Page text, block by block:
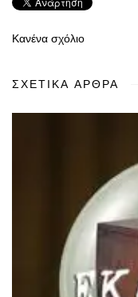
Κανένα σχόλιο
ΣΧΕΤΙΚΆ ΆΡΘΡΑ